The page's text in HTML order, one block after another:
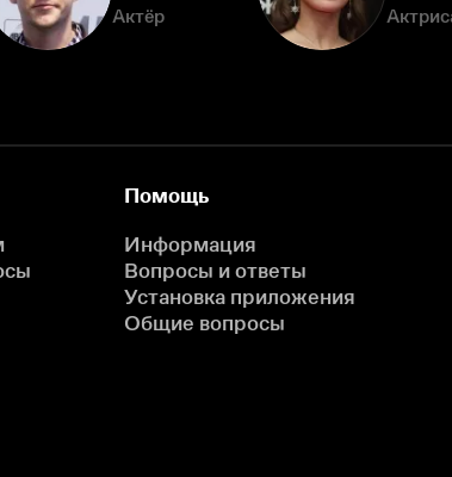
Актёр
Помощь
Информация
Вопросы и ответы
Установка приложения
Общие вопросы